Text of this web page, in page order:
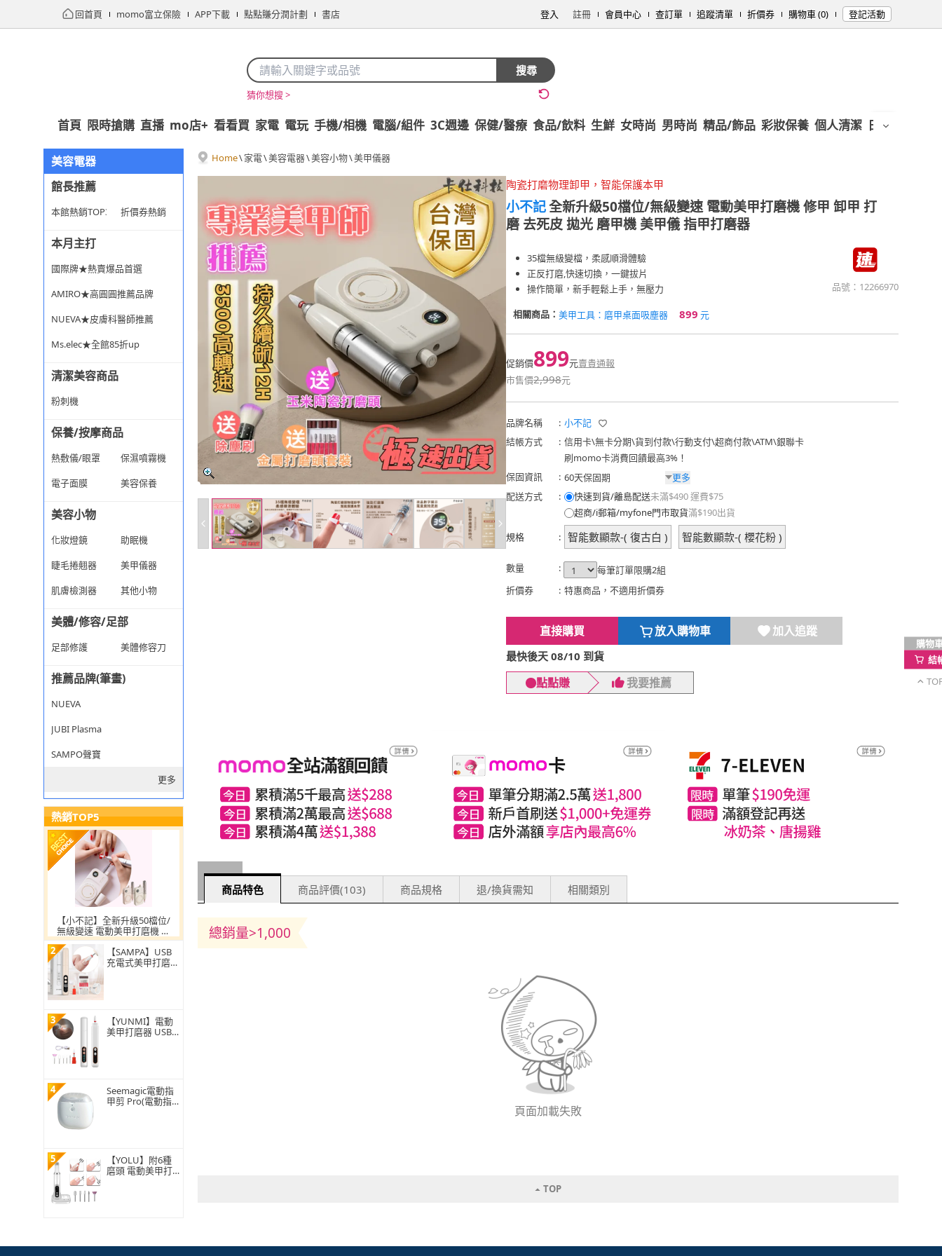
回首頁 momo富立保險 APP下載 點點賺分潤計劃 書店 登入 註冊 會員中心 查訂單 追蹤清單 折價券 購物車 (0) 登記活動
搜尋
猜你想搜 >
首頁 限時搶購 直播 mo店+ 看看買 家電 電玩 手機/相機 電腦/組件 3C週邊 保健/醫療 食品/飲料 生鮮 女時尚 男時尚 精品/飾品 彩妝保養 個人清潔 日用/紙品
美容電器
館長推薦
本館熱銷TOP30 折價券熱銷
本月主打
國際牌★熱賣爆品首選
AMIRO★高圓圓推薦品牌
NUEVA★皮膚科醫師推薦
Ms.elec★全館85折up
清潔美容商品
粉刺機
保養/按摩商品
熱敷儀/眼罩
保濕噴霧機
電子面膜
美容保養
美容小物
化妝燈鏡
助眠機
睫毛捲翹器
美甲儀器
肌膚檢測器
其他小物
美體/修容/足部
足部修護 美體修容刀
推薦品牌(筆畫)
NUEVA
JUBI Plasma
SAMPO聲寶
更多
熱銷TOP5
【小不記】全新升級50檔位/
無級變速 電動美甲打磨機 修
甲 卸甲 打磨 去死皮 拋光 磨甲
機 美甲儀 指甲打磨器
2
【SAMPA】USB
充電式美甲打磨器
甲機)
3
【YUNMI】電動
美甲打磨器 USB
4
Seemagic電動指
甲剪 Pro(電動指
5
【YOLU】附6種
磨頭 電動美甲打
Home\家電\美容電器\美容小物\美甲儀器
陶瓷打磨物理卸甲，智能保護本甲
小不記全新升級50檔位/無級變速 電動美甲打磨機 修甲 卸甲 打
磨 去死皮 拋光 磨甲機 美甲儀 指甲打磨器
35檔無級變檔，柔感順滑體驗
正反打磨,快速切換，一鍵拔片
操作簡單，新手輕鬆上手，無壓力
品號： 12266970
相關商品： 美甲工具：磨甲桌面吸塵器 899 元
促銷價899元賣貴通報
市售價2,998元
品牌名稱 : 小不記
結帳方式
: 信用卡\無卡分期\貨到付款\行動支付\超商付款\ATM\銀聯卡
刷momo卡消費回饋最高3%！
保固資訊
: 60天保固期
更多
配送方式
: 快速到貨/離島配送未滿$490 運費$75
超商/i郵箱/myfone門市取貨滿$190出貨
規格
: 智能數顯款-( 復古白 ) 智能數顯款-( 櫻花粉 )
數量 :
每筆訂單限購2組
折價券
: 特惠商品，不適用折價券
直接購買 放入購物車 加入追蹤
最快後天 08/10 到貨
點點賺 我要推薦
商品特色 商品評價(103) 商品規格 退/換貨需知 相關類別
總銷量>1,000
頁面加載失敗
TOP
購物
結